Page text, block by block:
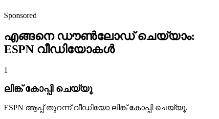
Sponsored
എങ്ങനെ ഡൗൺലോഡ് ചെയ്യാം:
ESPN വീഡിയോകൾ
1
ലിങ്ക് കോപ്പി ചെയ്യൂ
ESPN ആപ്പ് തുറന്ന് വീഡിയോ ലിങ്ക് കോപ്പി ചെയ്യൂ.